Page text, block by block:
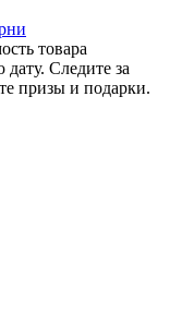
товара
Следите за
призы и подарки.